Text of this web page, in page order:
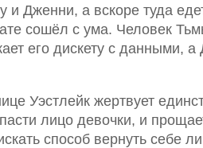
и Дженни, а вскоре туда
сошёл с ума. Человек
его дискету с данными,
Уэстлейк жертвует
лицо девочки, и
способ вернуть себе